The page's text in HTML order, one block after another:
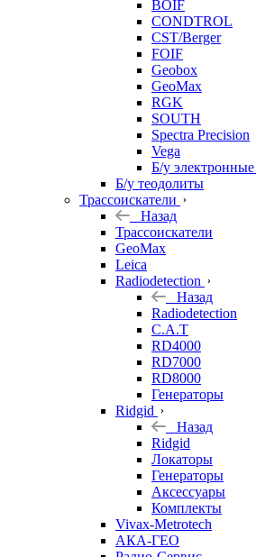
BOIF
CONDTROL
CST/Berger
FOIF
Geobox
GeoMax
RGK
SOUTH
Spectra Precision
Vega
Б/у
Б/у теодолиты
Трассоискатели
Назад
Трассоискатели
GeoMax
Leica
Radiodetection
Назад
Radiodetection
C.A.T
RD4000
RD7000
RD8000
Генераторы
Ridgid
Назад
Ridgid
Локаторы
Генераторы
Аксессуары
Комплекты
Vivax-Metrotech
АКА-ГЕО